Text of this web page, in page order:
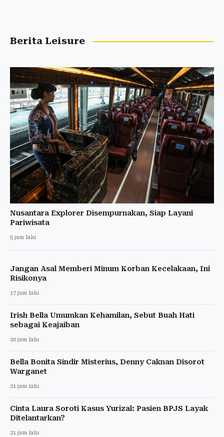
Berita Leisure
Nusantara Explorer Disempurnakan, Siap Layani
Pariwisata
5 jam lalu
Jangan Asal Memberi Minum Korban Kecelakaan, Ini
Risikonya
17 jam lalu
Irish Bella Umumkan Kehamilan, Sebut Buah Hati
sebagai Keajaiban
20 jam lalu
Bella Bonita Sindir Misterius, Denny Caknan Disorot
Warganet
21 jam lalu
Cinta Laura Soroti Kasus Yurizal: Pasien BPJS Layak
Ditelantarkan?
21 jam lalu